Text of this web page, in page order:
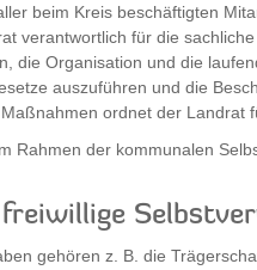
beim Kreis beschäftigten
verantwortlich für die
die Organisation und die
auszuführen und die
ordnet der Landrat
Rahmen der kommunalen
gehören z. B. die